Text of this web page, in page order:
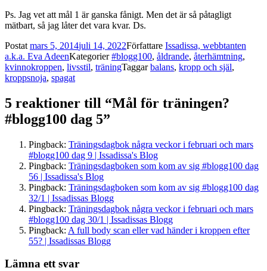
Ps. Jag vet att mål 1 är ganska fånigt. Men det är så påtagligt
mätbart, så jag låter det vara kvar. Ds.
Postat mars 5, 2014juli 14, 2022Författare Issadissa, webbtanten
a.k.a. Eva AdeenKategorier#blogg100, åldrande, återhämtning,
kvinnokroppen, livsstil, träningTaggarbalans, kropp och själ,
kroppsnoja, spagat
5 reaktioner till “Mål för träningen?
#blogg100 dag 5”
Pingback: Träningsdagbok några veckor i februari och mars
#blogg100 dag 9 | Issadissa's Blog
Pingback: Träningsdagboken som kom av sig #blogg100 dag
56 | Issadissa's Blog
Pingback: Träningsdagboken som kom av sig #blogg100 dag
32/1 | Issadissas Blogg
Pingback: Träningsdagbok några veckor i februari och mars
#blogg100 dag 30/1 | Issadissas Blogg
Pingback: A full body scan eller vad händer i kroppen efter
55? | Issadissas Blogg
Lämna ett svar